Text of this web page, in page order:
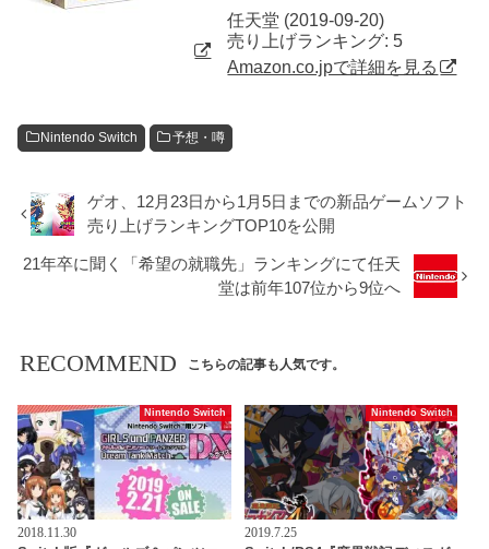
任天堂 (2019-09-20)
売り上げランキング: 5
Amazon.co.jpで詳細を見る
Nintendo Switch 予想・噂
ゲオ、12月23日から1月5日までの新品ゲームソフト
売り上げランキングTOP10を公開
21年卒に聞く「希望の就職先」ランキングにて任天
堂は前年107位から9位へ
RECOMMEND こちらの記事も人気です。
Nintendo Switch
2018.11.30
Nintendo Switch
2019.7.25